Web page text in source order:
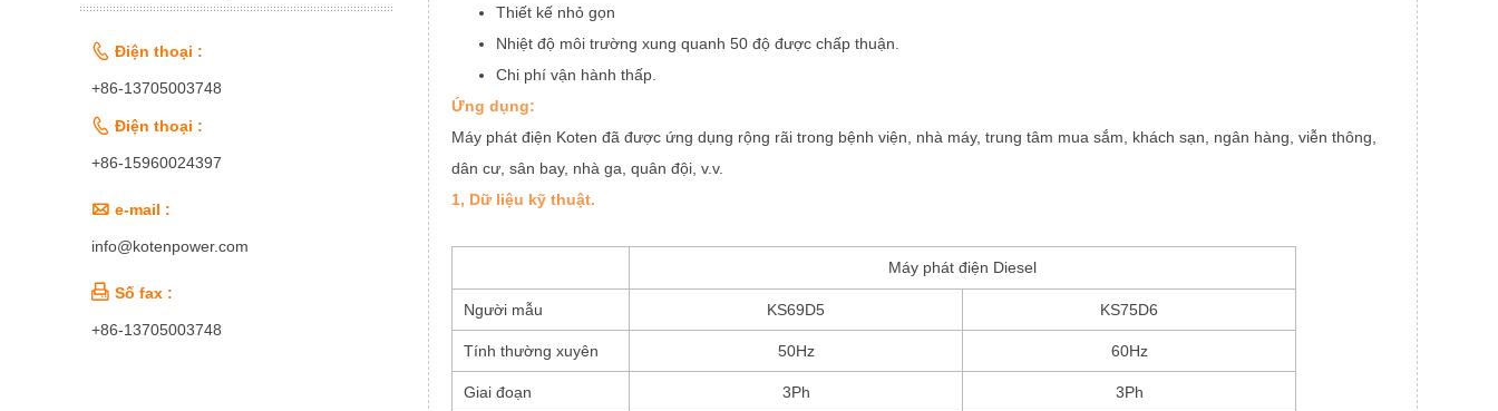
Thiết kế nhỏ gọn
Nhiệt độ môi trường xung quanh 50 độ được chấp thuận.
Chi phí vận hành thấp.
Ứng dụng:
Máy phát điện Koten đã được ứng dụng rộng rãi trong bệnh viện, nhà máy, trung tâm mua sắm, khách sạn, ngân hàng, viễn thông,
dân cư, sân bay, nhà ga, quân đội, v.v.
1, Dữ liệu kỹ thuật.
Máy phát điện Diesel
Người mẫu KS69D5 KS75D6
Tính thường xuyên 50Hz 60Hz
Giai đoạn 3Ph 3Ph
 Điện thoại :
+86-13705003748
 Điện thoại :
+86-15960024397
 e-mail :
info@kotenpower.com
 Số fax :
+86-13705003748